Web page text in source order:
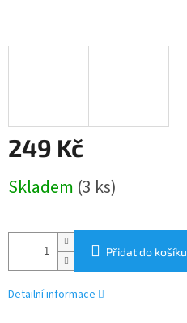
249 Kč
cena:
Skladem (3 ks)
Přidat do košíku
Detailní informace